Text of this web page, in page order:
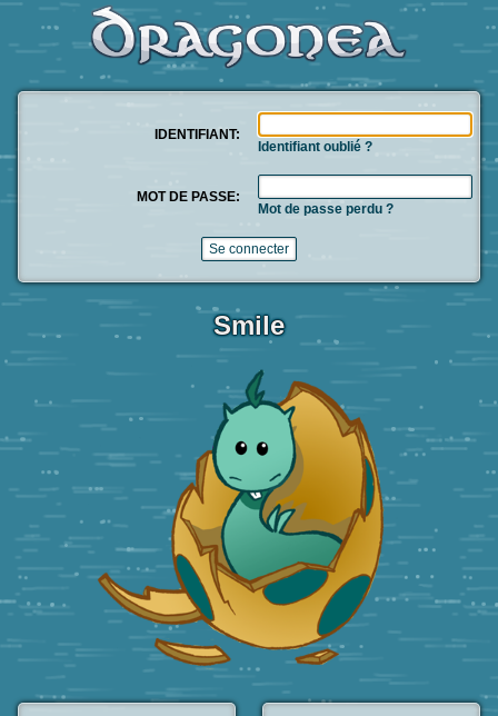
IDENTIFIANT:
Identifiant oublié ?
MOT DE PASSE:
Mot de passe perdu ?
Smile